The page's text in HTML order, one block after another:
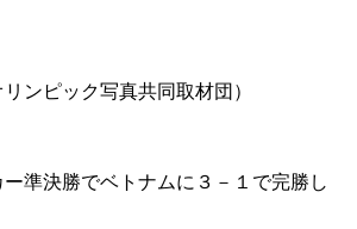
ンピック写真共同取材団）
準決勝でベトナムに３－１で完勝し